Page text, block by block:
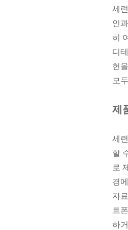
세
인
히
디
헌
모
제
세
할
로
경
자
트
하